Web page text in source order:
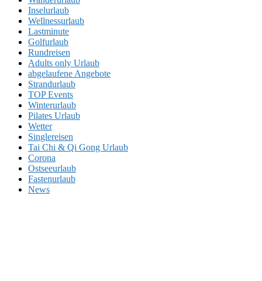
Inselurlaub
Wellnessurlaub
Lastminute
Golfurlaub
Rundreisen
Adults only Urlaub
abgelaufene Angebote
Strandurlaub
TOP Events
Winterurlaub
Pilates Urlaub
Wetter
Singlereisen
Tai Chi & Qi Gong Urlaub
Corona
Ostseeurlaub
Fastenurlaub
News